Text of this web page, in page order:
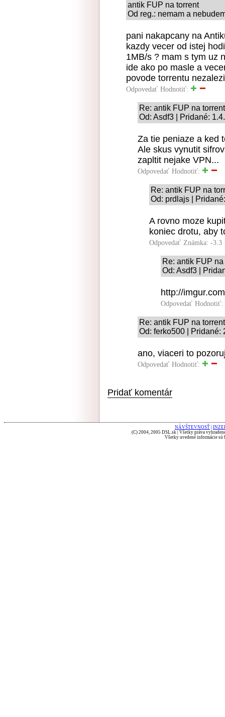
antik FUP na torrent
Od reg.: nemam a
pani nakapcany na
kazdy vecer od istej
1MB/s ? mam s tym uz
ide ako po masle a
povode torrentu
Odpovedať Hodnotiť:
Re: antik FUP na torrent
Od: Asdf3 | Pridané:
Za tie peniaze a ked
Ale skus vynutit
zapltit nejake VPN...
Odpovedať Hodnotiť:
Re: antik FUP na
Od: prdlajs |
A rovno moze
koniec drotu, aby
Odpovedať Známka: -3.3
Re: antik FUP na
Od: Asdf3 |
http://
Odpovedať Hodnotiť:
Re: antik FUP na torrent
Od: ferko500 | Pridané:
ano, viaceri to
Odpovedať Hodnotiť:
Pridať komentár
NÁVŠTEVNOSŤ
(C) 2004, 2005 DSL.sk | Všetky práva
Všetky uvedené informácie sú